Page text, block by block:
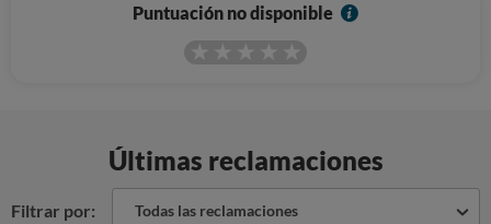
Puntuación no disponible
I
Últimas reclamaciones
Filtrar por: Todas las reclamaciones